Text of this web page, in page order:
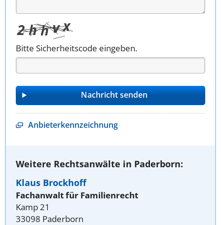
Bitte Sicherheitscode eingeben.
Anbieterkennzeichnung
Weitere Rechtsanwälte in Paderborn:
Klaus Brockhoff
Fachanwalt für Familienrecht
Kamp 21
33098 Paderborn